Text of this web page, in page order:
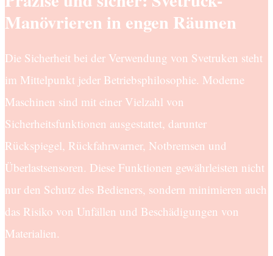
Manövrieren in engen Räumen
Die Sicherheit bei der Verwendung von Svetruken steht
im Mittelpunkt jeder Betriebsphilosophie. Moderne
Maschinen sind mit einer Vielzahl von
Sicherheitsfunktionen ausgestattet, darunter
Rückspiegel, Rückfahrwarner, Notbremsen und
Überlastsensoren. Diese Funktionen gewährleisten nicht
nur den Schutz des Bedieners, sondern minimieren auch
das Risiko von Unfällen und Beschädigungen von
Materialien.